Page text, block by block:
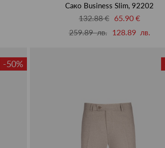
Сако Business Slim, 92202
132.88 € 65.90 €
259.89 лв.
128.89 лв.
-50%